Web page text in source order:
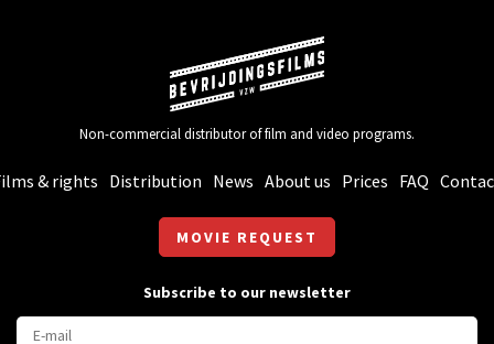
Non-commercial distributor of film and video programs.
& rights Distribution News About us Prices FAQ
MOVIE REQUEST
Subscribe to our newsletter